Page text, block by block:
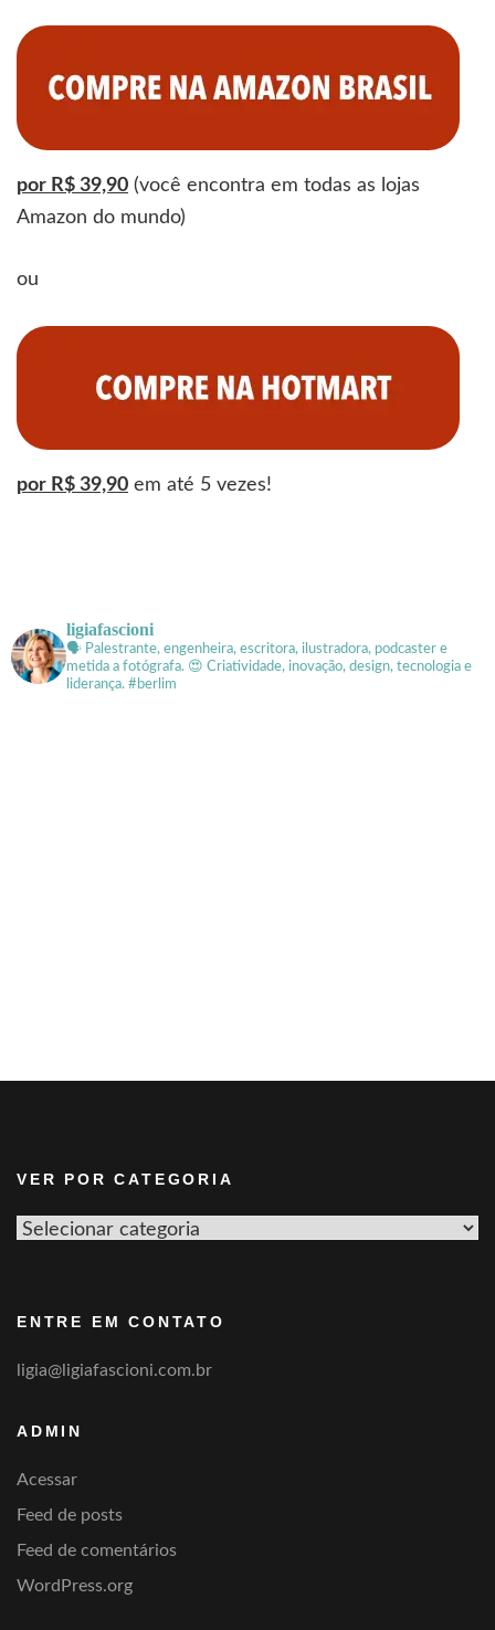
por R$ 39,90 (você encontra em todas as lojas
Amazon do mundo)
ou
por R$ 39,90 em até 5 vezes!
ligiafascioni
🗣 Palestrante, engenheira, escritora, ilustradora, podcaster e
metida a fotógrafa. 😍 Criatividade, inovação, design, tecnologia e
liderança. #berlim
VER POR CATEGORIA
Ver
ENTRE EM CONTATO
ligia@ligiafascioni.com.br
ADMIN
Acessar
Feed de posts
Feed de comentários
WordPress.org